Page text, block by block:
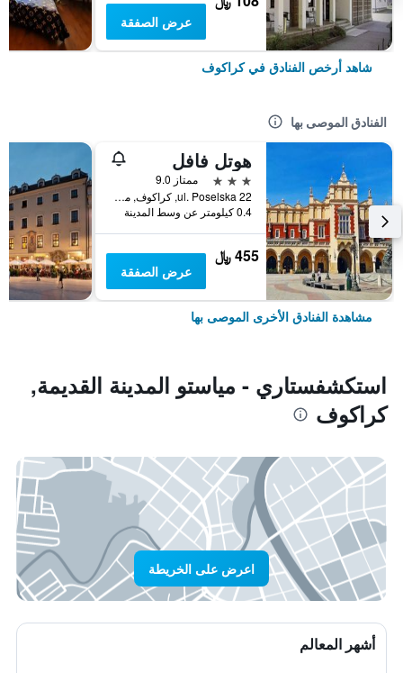
عرض الصفقة
شاهد أرخص الفنادق في كراكوف
الفنادق الموصى بها
هوتل فافل
3 نجوم
ممتاز 9.0
ul. Poselska 22, كراكوف, مقاطعة بولندا الصغرى, بولندا
0.4 كيلومتر عن وسط المدينة
455 ﷼
عرض الصفقة
مشاهدة الفنادق الأخرى الموصى بها
استكشفستاري - مياستو المدينة القديمة,
كراكوف
اعرض على الخريطة
أشهر المعالم